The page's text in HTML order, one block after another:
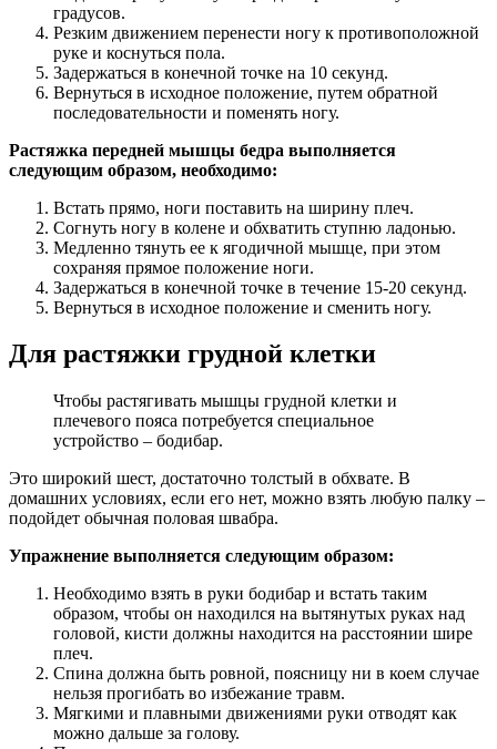
градусов.
Резким движением перенести ногу к противоположной
руке и коснуться пола.
Задержаться в конечной точке на 10 секунд.
Вернуться в исходное положение, путем обратной
последовательности и поменять ногу.
Растяжка передней мышцы бедра выполняется
следующим образом, необходимо:
Встать прямо, ноги поставить на ширину плеч.
Согнуть ногу в колене и обхватить ступню ладонью.
Медленно тянуть ее к ягодичной мышце, при этом
сохраняя прямое положение ноги.
Задержаться в конечной точке в течение 15-20 секунд.
Вернуться в исходное положение и сменить ногу.
Для растяжки грудной клетки
Чтобы растягивать мышцы грудной клетки и
плечевого пояса потребуется специальное
устройство – бодибар.
Это широкий шест, достаточно толстый в обхвате. В
домашних условиях, если его нет, можно взять любую палку –
подойдет обычная половая швабра.
Упражнение выполняется следующим образом:
Необходимо взять в руки бодибар и встать таким
образом, чтобы он находился на вытянутых руках над
головой, кисти должны находится на расстоянии шире
плеч.
Спина должна быть ровной, поясницу ни в коем случае
нельзя прогибать во избежание травм.
Мягкими и плавными движениями руки отводят как
можно дальше за голову.